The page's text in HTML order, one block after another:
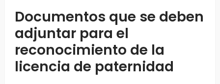
Documentos que se deben
adjuntar para el
reconocimiento de la
licencia de paternidad